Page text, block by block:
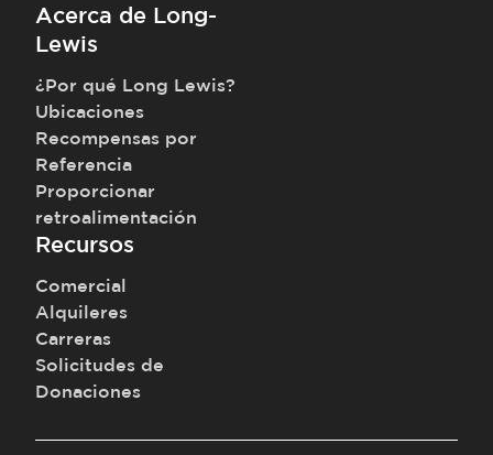
Acerca de Long-
Lewis
¿Por qué Long Lewis?
Ubicaciones
Recompensas por
Referencia
Proporcionar
retroalimentación
Recursos
Comercial
Alquileres
Carreras
Solicitudes de
Donaciones